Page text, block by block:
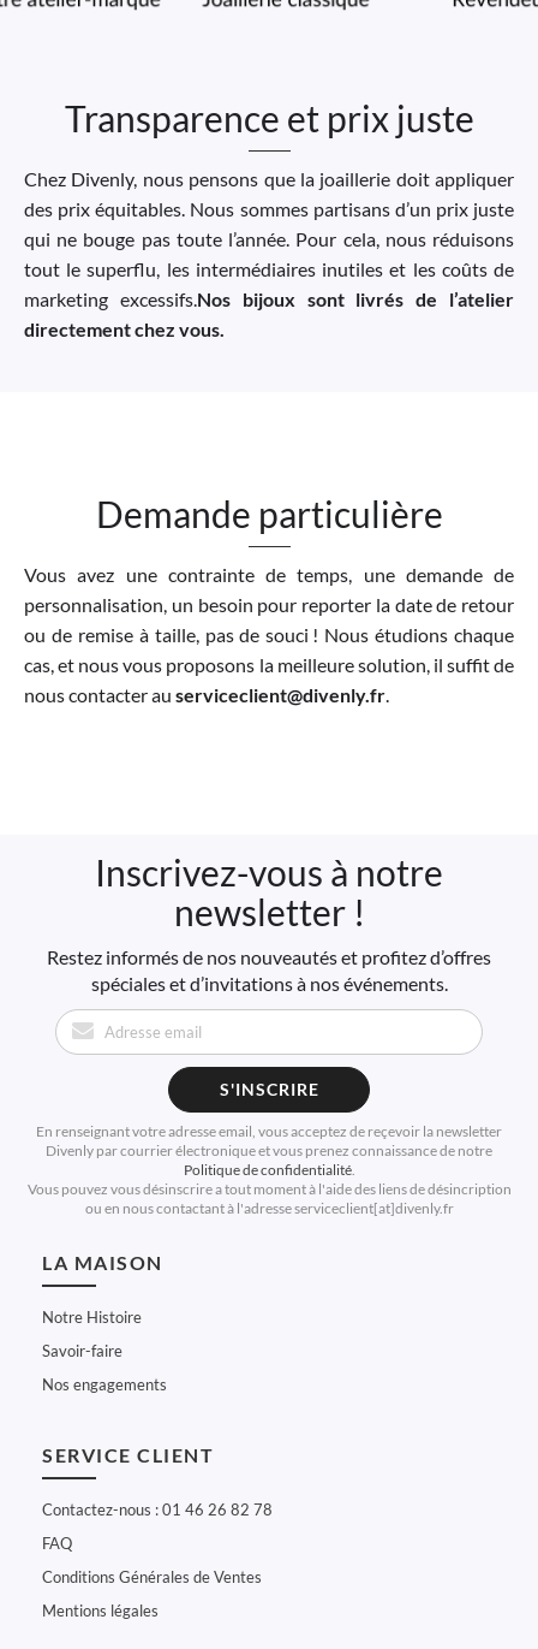
Transparence et prix juste
Chez Divenly, nous pensons que la joaillerie doit appliquer
des prix équitables. Nous sommes partisans d’un prix juste
qui ne bouge pas toute l’année. Pour cela, nous réduisons
tout le superflu, les intermédiaires inutiles et les coûts de
marketing excessifs. Nos bijoux sont livrés de l’atelier
directement chez vous.
Demande particulière
Vous avez une contrainte de temps, une demande de
personnalisation, un besoin pour reporter la date de retour
ou de remise à taille, pas de souci ! Nous étudions chaque
cas, et nous vous proposons la meilleure solution, il suffit de
nous contacter au serviceclient@divenly.fr.
Inscrivez-vous à notre
newsletter !
Restez informés de nos nouveautés et profitez d’offres
spéciales et d’invitations à nos événements.
S'INSCRIRE
En renseignant votre adresse email, vous acceptez de reçevoir la newsletter
Divenly par courrier électronique et vous prenez connaissance de notre
Politique de confidentialité.
Vous pouvez vous désinscrire a tout moment à l'aide des liens de désincription
ou en nous contactant à l'adresse serviceclient[at]divenly.fr
LA MAISON
Notre Histoire
Savoir-faire
Nos engagements
SERVICE CLIENT
Contactez-nous : 01 46 26 82 78
FAQ
Conditions Générales de Ventes
Mentions légales